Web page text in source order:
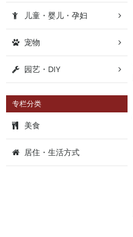
儿童・婴儿・孕妇
宠物
园艺・DIY
专栏分类
美食
居住・生活方式